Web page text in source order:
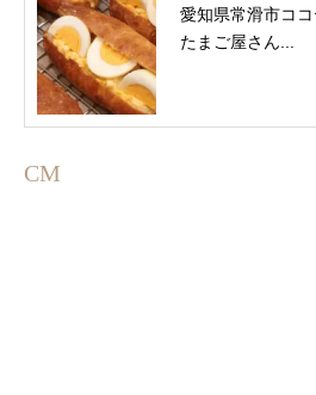
愛知県常滑市コ
たまご屋さん...
CM